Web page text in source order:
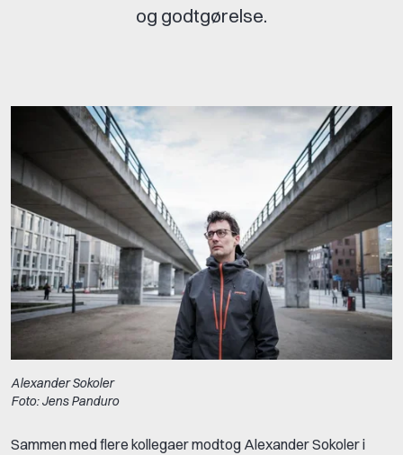
og godtgørelse.
Alexander Sokoler
Foto: Jens Panduro
Sammen med flere kollegaer modtog Alexander Sokoler i